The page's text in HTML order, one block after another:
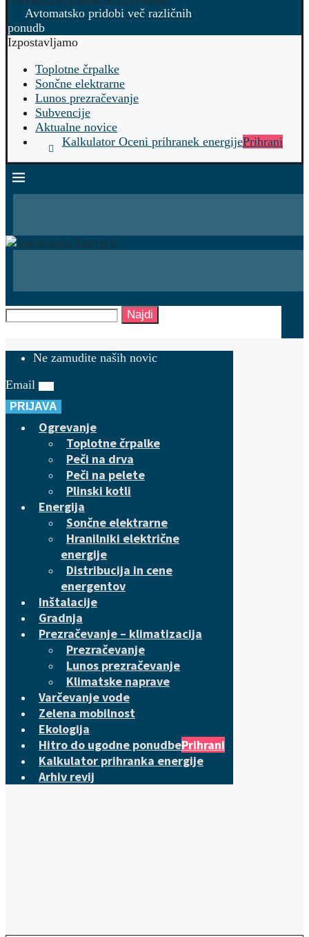
Avtomatsko pridobi več različnih
ponudb
Izpostavljamo
Toplotne črpalke
Sončne elektrarne
Lunos prezračevanje
Subvencije
Aktualne novice
Kalkulator Oceni prihranek energijePrihrani
Najdi
Ne zamudite naših novic
Email
PRIJAVA
Ogrevanje
Toplotne črpalke
Peči na drva
Peči na pelete
Plinski kotli
Energija
Sončne elektrarne
Hranilniki električne
energije
Distribucija in cene
energentov
Inštalacije
Gradnja
Prezračevanje – klimatizacija
Prezračevanje
Lunos prezračevanje
Klimatske naprave
Varčevanje vode
Zelena mobilnost
Ekologija
Hitro do ugodne ponudbePrihrani
Kalkulator prihranka energije
Arhiv revij